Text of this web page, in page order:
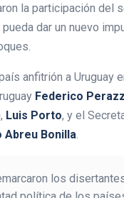
la participación
dar un nuevo
anfitrión a Uruguay
Federico
Luis Porto, y el
Abreu Bonilla.
los